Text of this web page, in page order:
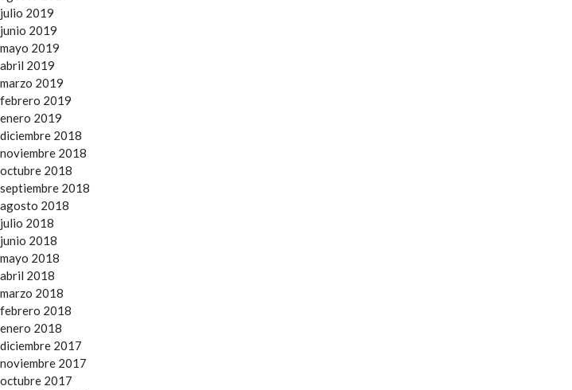
julio 2019
junio 2019
mayo 2019
abril 2019
marzo 2019
febrero 2019
enero 2019
diciembre 2018
noviembre 2018
octubre 2018
septiembre 2018
agosto 2018
julio 2018
junio 2018
mayo 2018
abril 2018
marzo 2018
febrero 2018
enero 2018
diciembre 2017
noviembre 2017
octubre 2017